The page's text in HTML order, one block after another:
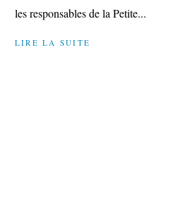
les responsables de la Petite...
LIRE LA SUITE